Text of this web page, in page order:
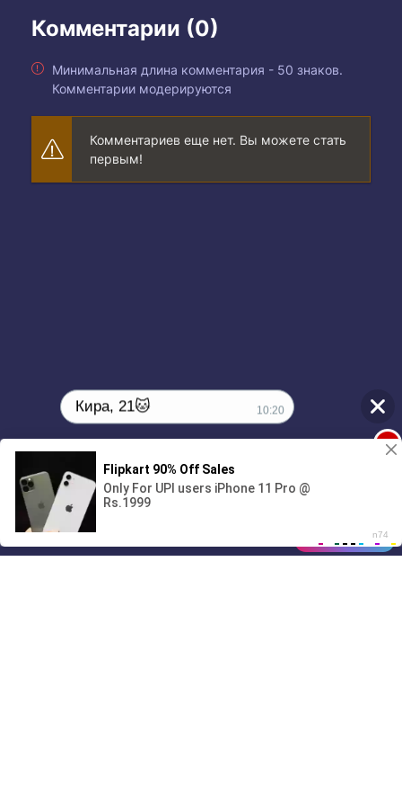
Комментарии (0)
Минимальная длина комментария - 50 знаков.
Комментарии модерируются
Комментариев еще нет. Вы можете стать
первым!
01/07
00:00
Кира, 21🐱 10:20
1